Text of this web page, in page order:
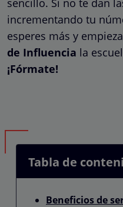
incrementando tu
esperes más y
de Influencia la
¡Fórmate!
Tabla de
Beneficios de